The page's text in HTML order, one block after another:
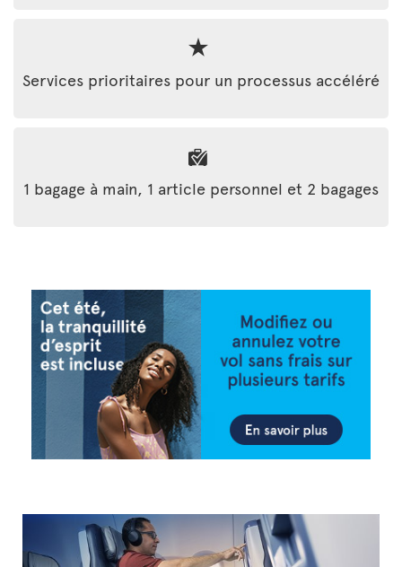
Services prioritaires pour un processus accéléré
1 bagage à main, 1 article personnel et 2 bagages